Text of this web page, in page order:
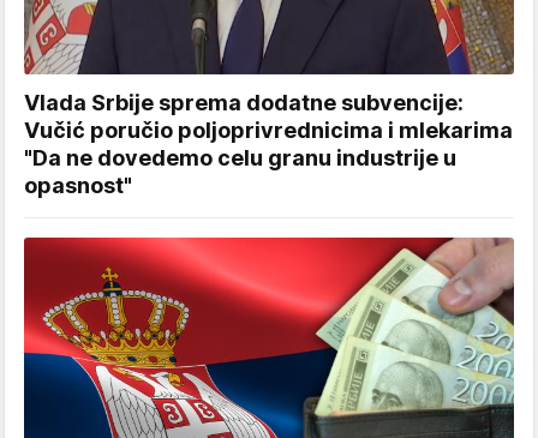
Vlada Srbije sprema dodatne subvencije:
Vučić poručio poljoprivrednicima i mlekarima
"Da ne dovedemo celu granu industrije u
opasnost"